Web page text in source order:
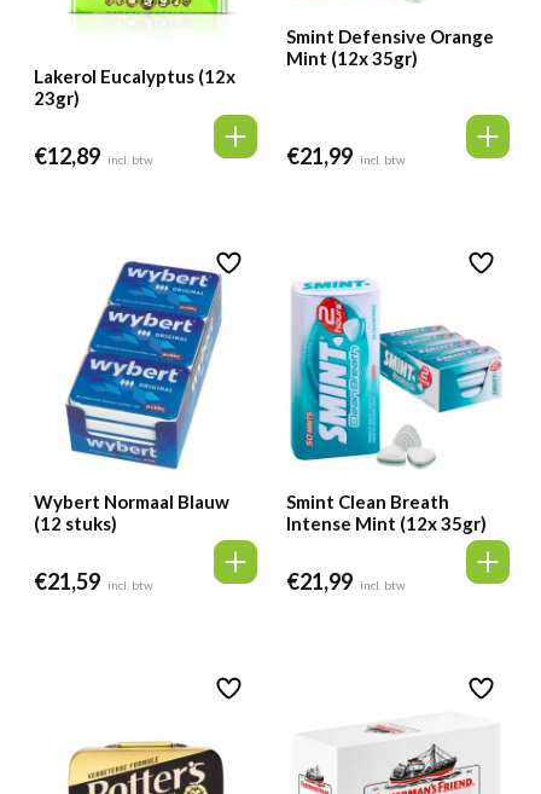
Lakerol Eucalyptus (12x
23gr)
€12,89 incl. btw
Smint Defensive Orange
Mint (12x 35gr)
€21,99 incl. btw
Wybert Normaal Blauw
(12 stuks)
€21,59 incl. btw
Smint Clean Breath
Intense Mint (12x 35gr)
€21,99 incl. btw